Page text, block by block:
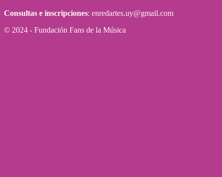
Consultas e inscripciones: enredartes.uy@gmail.com
© 2024 - Fundación Fans de la Música